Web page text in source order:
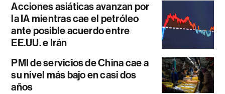
Acciones asiáticas avanzan por
la IA mientras cae el petróleo
ante posible acuerdo entre
EE.UU. e Irán
PMI de servicios de China cae a
su nivel más bajo en casi dos
años